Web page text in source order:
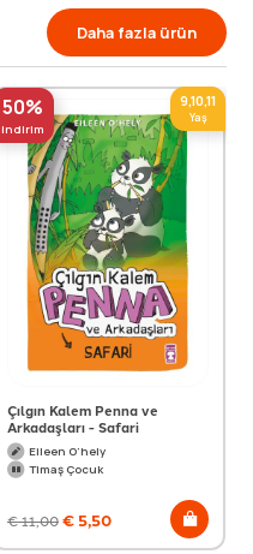
Daha fazla ürün
50%
indirim
9,10,11
Yaş
Çılgın Kalem Penna ve
Arkadaşları - Safari
Eileen O’hely
Timaş Çocuk
€11,00€5,50